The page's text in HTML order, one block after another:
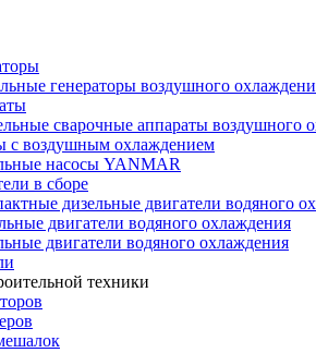
генераторы воздушного
сварочные аппараты воздушного
с воздушным охлаждением
насосы YANMAR
в сборе
дизельные двигатели водяного
двигатели водяного охлаждения
двигатели водяного охлаждения
техники